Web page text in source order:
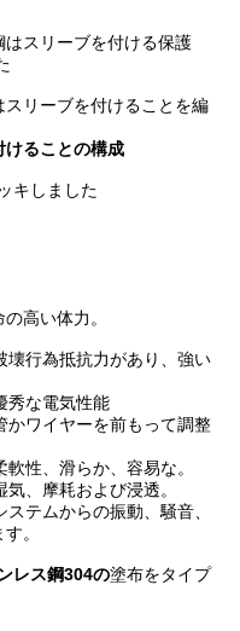
スリーブを付ける保護
リーブを付けることを編
けることの構成
キしました
高い体力。
壊行為抵抗力があり、強い
秀な電気性能
かワイヤーを前もって調整
性、滑らか、容易な。
、摩耗および浸透。
テムからの振動、騒音、
。
レス鋼304の塗布をタイプ